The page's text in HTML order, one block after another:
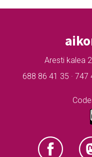
Aresti kalea
688 86 41 35 ·